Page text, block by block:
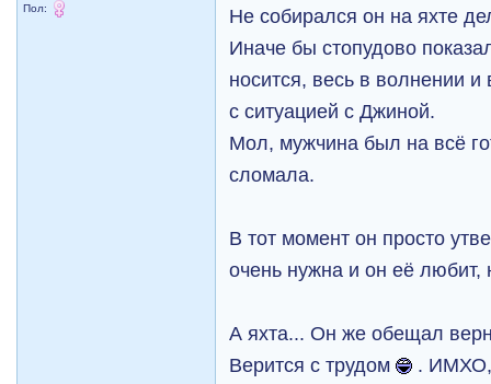
Пол:
Не собирался он на яхте
Иначе бы стопудово
носится, весь в волнении
с ситуацией с Джиной.
Мол, мужчина был на всё
сломала.
В тот момент он просто
очень нужна и он её
А яхта... Он же обещал
Верится с трудом
. ИМХО,